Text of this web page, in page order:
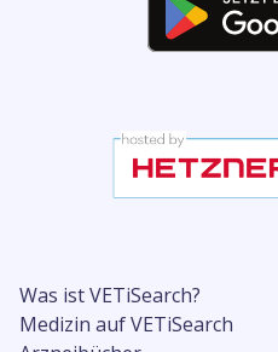
Was ist VETiSearch?
Medizin auf VETiSearch